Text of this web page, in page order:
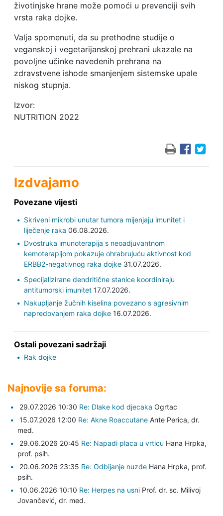
životinjske hrane može pomoći u prevenciji svih
vrsta raka dojke.
Valja spomenuti, da su prethodne studije o
veganskoj i vegetarijanskoj prehrani ukazale na
povoljne učinke navedenih prehrana na
zdravstvene ishode smanjenjem sistemske upale
niskog stupnja.
Izvor:
NUTRITION 2022
Izdvajamo
Povezane vijesti
Skriveni mikrobi unutar tumora mijenjaju imunitet i
liječenje raka 06.08.2026.
Dvostruka imunoterapija s neoadjuvantnom
kemoterapijom pokazuje ohrabrujuću aktivnost kod
ERBB2-negativnog raka dojke31.07.2026.
Specijalizirane dendritične stanice koordiniraju
antitumorski imunitet17.07.2026.
Nakupljanje žučnih kiselina povezano s agresivnim
napredovanjem raka dojke16.07.2026.
Ostali povezani sadržaji
Rak dojke
Najnovije sa foruma:
29.07.2026 10:30 Re: Dlake kod djecaka Ogrtac
15.07.2026 12:00 Re: Akne Roaccutane Ante Perica, dr.
med.
29.06.2026 20:45 Re: Napadi placa u vrticu Hana Hrpka,
prof. psih.
20.06.2026 23:35 Re: Odbijanje nuzde Hana Hrpka, prof.
psih.
10.06.2026 10:10 Re: Herpes na usni Prof. dr. sc. Milivoj
Jovančević, dr. med.